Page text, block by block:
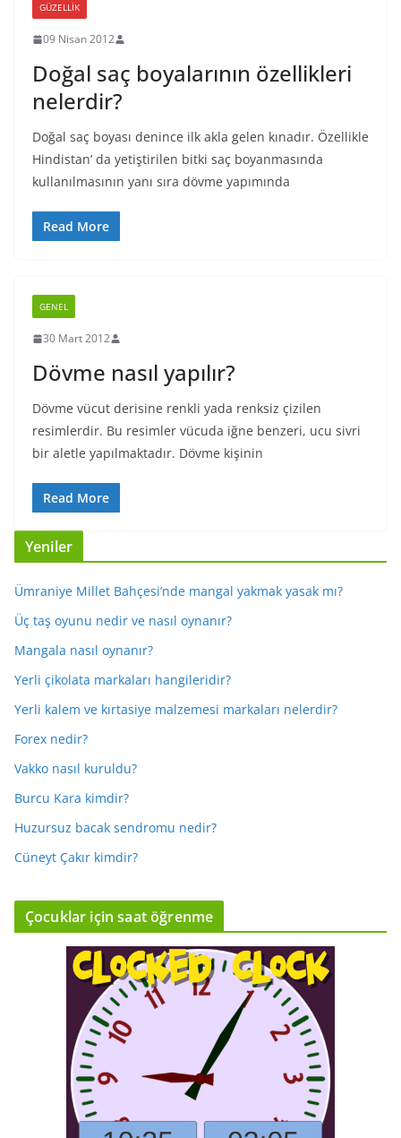
GÜZELLIK
09 Nisan 2012
Doğal saç boyalarının özellikleri
nelerdir?
Doğal saç boyası denince ilk akla gelen kınadır. Özellikle
Hindistan’ da yetiştirilen bitki saç boyanmasında
kullanılmasının yanı sıra dövme yapımında
Read More
GENEL
30 Mart 2012
Dövme nasıl yapılır?
Dövme vücut derisine renkli yada renksiz çizilen
resimlerdir. Bu resimler vücuda iğne benzeri, ucu sivri
bir aletle yapılmaktadır. Dövme kişinin
Read More
Yeniler
Ümraniye Millet Bahçesi’nde mangal yakmak yasak mı?
Üç taş oyunu nedir ve nasıl oynanır?
Mangala nasıl oynanır?
Yerli çikolata markaları hangileridir?
Yerli kalem ve kırtasiye malzemesi markaları nelerdir?
Forex nedir?
Vakko nasıl kuruldu?
Burcu Kara kimdir?
Huzursuz bacak sendromu nedir?
Cüneyt Çakır kimdir?
Çocuklar için saat öğrenme